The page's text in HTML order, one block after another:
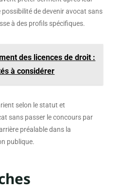
de devenir avocat sans
à des profils spécifiques.
des licences de droit :
à considérer
selon le statut et
sans passer le concours par
préalable dans la
publique.